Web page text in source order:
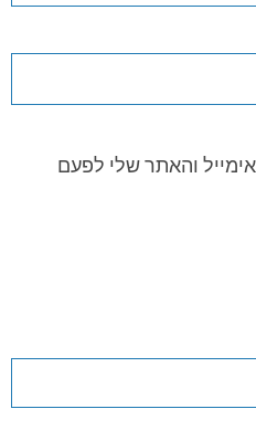
והאתר שלי לפעם